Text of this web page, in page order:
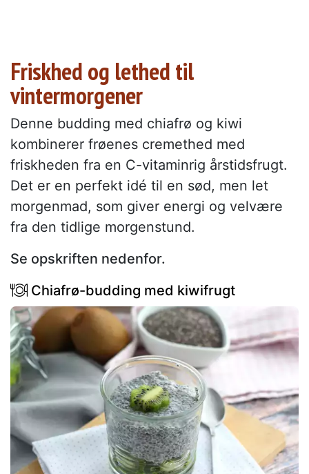
Friskhed og lethed til
vintermorgener
Denne budding med chiafrø og kiwi
kombinerer frøenes cremethed med
friskheden fra en C-vitaminrig årstidsfrugt.
Det er en perfekt idé til en sød, men let
morgenmad, som giver energi og velvære
fra den tidlige morgenstund.
Se opskriften nedenfor.
Chiafrø-budding med kiwifrugt